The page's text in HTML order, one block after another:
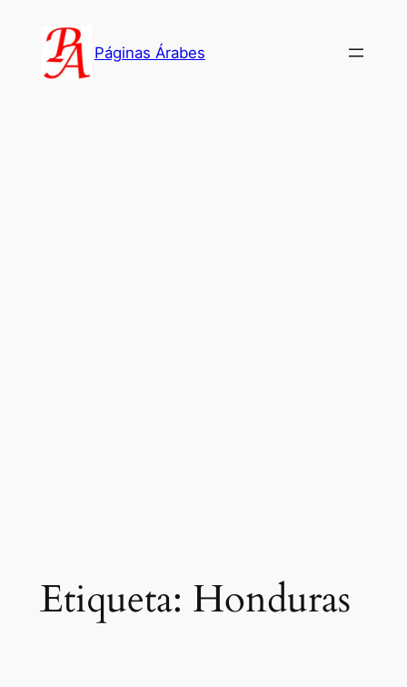
contenido
Páginas Árabes
Etiqueta: Honduras